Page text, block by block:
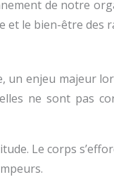
de notre
et le bien-être des
enjeu majeur
ne sont pas
Le corps